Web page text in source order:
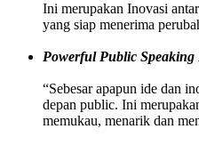
Ini merupakan Inovasi
yang siap menerima
Powerful Public Speaking
“Sebesar apapun ide dan
depan public. Ini
memukau, menarik dan